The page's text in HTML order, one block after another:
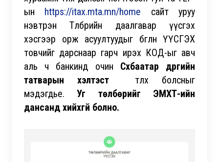
ын https://itax.mta.mn/home сайт уруу
нэвтрэн Төлбөрийн даалгавар үүсгэх
хэсгээр орж асуултуудыг бөглөн ҮҮСГЭХ
товчийг дарснаар гарч ирэх КОД-ыг авч
аль ч банкинд очин Сүхбаатар дүүргийн
татварын хэлтэст
төлөх болсныг
мэдэгдье.Уг төлбөрийг ЭМХТ-ийн
дансанд хийхгүй болно.